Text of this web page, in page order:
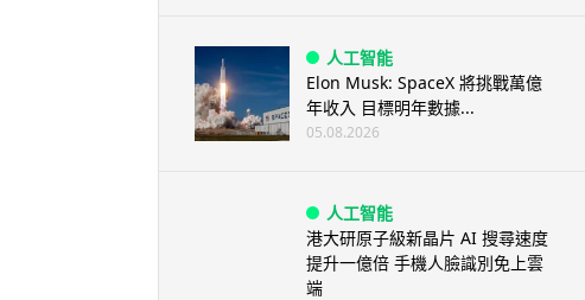
人工智能
Elon Musk: SpaceX 將挑戰萬億
年收入 目標明年數據...
05.08.2026
人工智能
港大研原子級新晶片 AI 搜尋速度
提升一億倍 手機人臉識別免上雲
端